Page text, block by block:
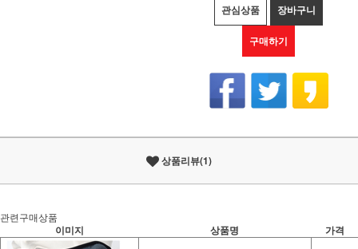
관심상품 장바구니
구매하기
상품리뷰(1)
관련구매상품
이미지 상품명 가격